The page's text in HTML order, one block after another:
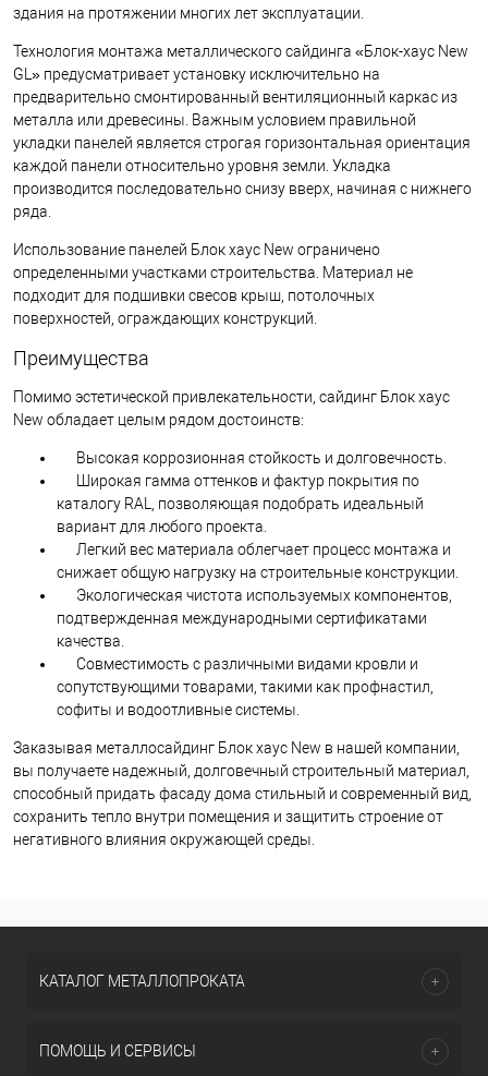
здания на протяжении многих лет эксплуатации.
Технология монтажа металлического сайдинга «Блок-хаус New
GL» предусматривает установку исключительно на
предварительно смонтированный вентиляционный каркас из
металла или древесины. Важным условием правильной
укладки панелей является строгая горизонтальная ориентация
каждой панели относительно уровня земли. Укладка
производится последовательно снизу вверх, начиная с нижнего
ряда.
Использование панелей Блок хаус New ограничено
определенными участками строительства. Материал не
подходит для подшивки свесов крыш, потолочных
поверхностей, ограждающих конструкций.
Преимущества
Помимо эстетической привлекательности, сайдинг Блок хаус
New обладает целым рядом достоинств:
Высокая коррозионная стойкость и долговечность.
Широкая гамма оттенков и фактур покрытия по
каталогу RAL, позволяющая подобрать идеальный
вариант для любого проекта.
Легкий вес материала облегчает процесс монтажа и
снижает общую нагрузку на строительные конструкции.
Экологическая чистота используемых компонентов,
подтвержденная международными сертификатами
качества.
Совместимость с различными видами кровли и
сопутствующими товарами, такими как профнастил,
софиты и водоотливные системы.
Заказывая металлосайдинг Блок хаус New в нашей компании,
вы получаете надежный, долговечный строительный материал,
способный придать фасаду дома стильный и современный вид,
сохранить тепло внутри помещения и защитить строение от
негативного влияния окружающей среды.
КАТАЛОГ МЕТАЛЛОПРОКАТА
ПОМОЩЬ И СЕРВИСЫ